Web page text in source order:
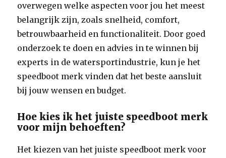
overwegen welke aspecten voor jou het meest
belangrijk zijn, zoals snelheid, comfort,
betrouwbaarheid en functionaliteit. Door goed
onderzoek te doen en advies in te winnen bij
experts in de watersportindustrie, kun je het
speedboot merk vinden dat het beste aansluit
bij jouw wensen en budget.
Hoe kies ik het juiste speedboot merk
voor mijn behoeften?
Het kiezen van het juiste speedboot merk voor